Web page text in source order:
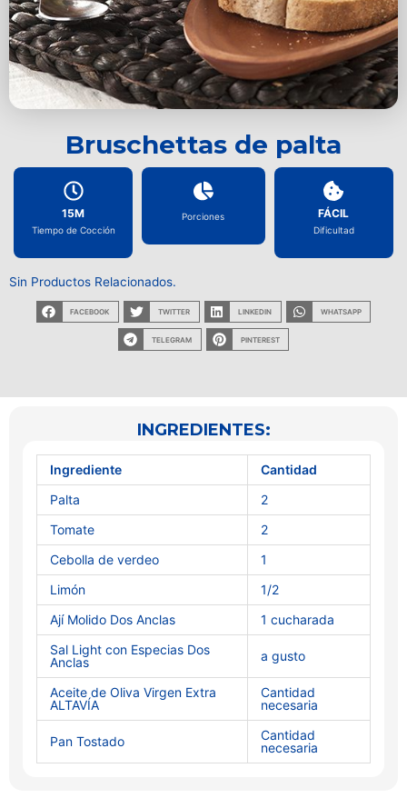
Bruschettas de palta
15M
Tiempo de Cocción
Porciones FÁCIL
Dificultad
Sin Productos Relacionados.
FACEBOOK TWITTER LINKEDIN WHATSAPP
TELEGRAM PINTEREST
INGREDIENTES:
Ingrediente
Cantidad
Palta
2
Tomate
2
Cebolla de verdeo
1
Limón
1/2
Ají Molido Dos Anclas
1 cucharada
Sal Light con Especias Dos
Anclas
a gusto
Aceite de Oliva Virgen Extra
ALTAVÍA
Cantidad
necesaria
Pan Tostado
Cantidad
necesaria